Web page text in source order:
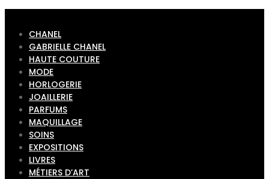
CHANEL
GABRIELLE CHANEL
HAUTE COUTURE
MODE
HORLOGERIE
JOAILLERIE
PARFUMS
MAQUILLAGE
SOINS
EXPOSITIONS
LIVRES
MÉTIERS D’ART